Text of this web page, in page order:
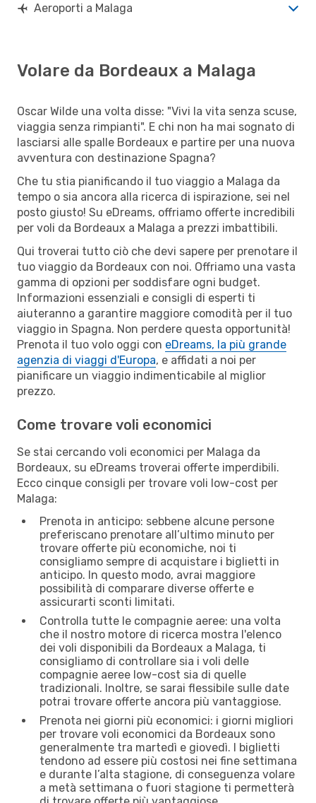
Aeroporti a Malaga
Volare da Bordeaux a Malaga
Oscar Wilde una volta disse: "Vivi la vita senza scuse,
viaggia senza rimpianti". E chi non ha mai sognato di
lasciarsi alle spalle Bordeaux e partire per una nuova
avventura con destinazione Spagna?
Che tu stia pianificando il tuo viaggio a Malaga da
tempo o sia ancora alla ricerca di ispirazione, sei nel
posto giusto! Su eDreams, offriamo offerte incredibili
per voli da Bordeaux a Malaga a prezzi imbattibili.
Qui troverai tutto ciò che devi sapere per prenotare il
tuo viaggio da Bordeaux con noi. Offriamo una vasta
gamma di opzioni per soddisfare ogni budget.
Informazioni essenziali e consigli di esperti ti
aiuteranno a garantire maggiore comodità per il tuo
viaggio in Spagna. Non perdere questa opportunità!
Prenota il tuo volo oggi con eDreams, la più grande
agenzia di viaggi d'Europa, e affidati a noi per
pianificare un viaggio indimenticabile al miglior
prezzo.
Come trovare voli economici
Se stai cercando voli economici per Malaga da
Bordeaux, su eDreams troverai offerte imperdibili.
Ecco cinque consigli per trovare voli low-cost per
Malaga:
Prenota in anticipo: sebbene alcune persone
preferiscano prenotare all’ultimo minuto per
trovare offerte più economiche, noi ti
consigliamo sempre di acquistare i biglietti in
anticipo. In questo modo, avrai maggiore
possibilità di comparare diverse offerte e
assicurarti sconti limitati.
Controlla tutte le compagnie aeree: una volta
che il nostro motore di ricerca mostra l'elenco
dei voli disponibili da Bordeaux a Malaga, ti
consigliamo di controllare sia i voli delle
compagnie aeree low-cost sia di quelle
tradizionali. Inoltre, se sarai flessibile sulle date
potrai trovare offerte ancora più vantaggiose.
Prenota nei giorni più economici: i giorni migliori
per trovare voli economici da Bordeaux sono
generalmente tra martedì e giovedì. I biglietti
tendono ad essere più costosi nei fine settimana
e durante l’alta stagione, di conseguenza volare
a metà settimana o fuori stagione ti permetterà